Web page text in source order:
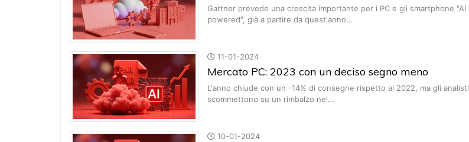
Gartner prevede una crescita importante per i PC e gli smartphone "AI
powered", già a partire da quest'anno…
11-01-2024
Mercato PC: 2023 con un deciso segno meno
L'anno chiude con un -14% di consegne rispetto al 2022, ma gli analisti
scommettono su un rimbalzo nel…
10-01-2024